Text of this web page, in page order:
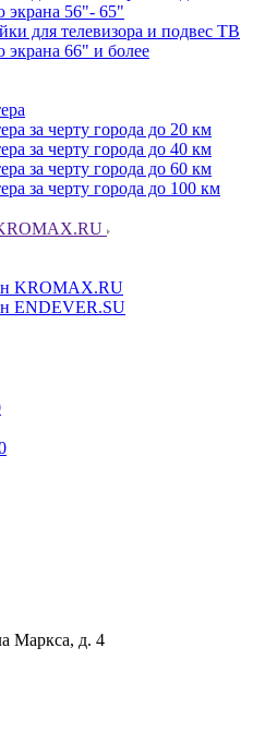
экрана 56"- 65"
для телевизора и подвес ТВ
экрана 66" и более
за черту города до 20 км
за черту города до 40 км
за черту города до 60 км
за черту города до 100 км
KROMAX.RU
ENDEVER.SU
Маркса, д. 4